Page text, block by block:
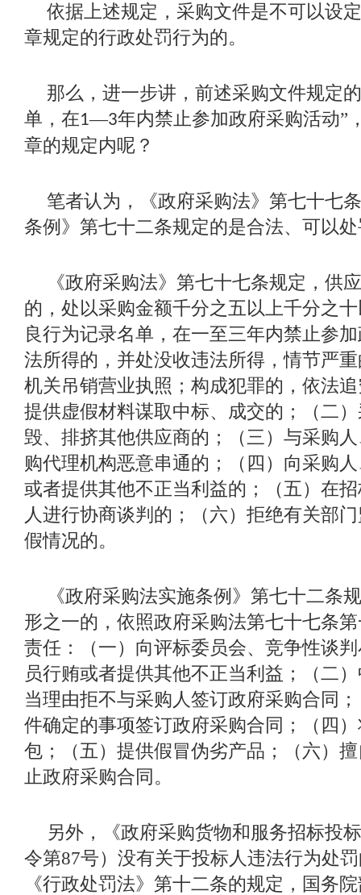
依据上述规定，采购文件是不可以设
章规定的行政处罚行为的。
那么，进一步讲，前述采购文件规定的
单，在1—3年内禁止参加政府采购活动”
章的规定内呢？
笔者认为，《政府采购法》第七十七
条例》第七十二条规定的是合法、可以
《政府采购法》第七十七条规定，供
的，处以采购金额千分之五以上千分之
良行为记录名单，在一至三年内禁止参
法所得的，并处没收违法所得，情节严
机关吊销营业执照；构成犯罪的，依法
提供虚假材料谋取中标、成交的；（二
毁、排挤其他供应商的；（三）与采购
购代理机构恶意串通的；（四）向采购
或者提供其他不正当利益的；（五）在
人进行协商谈判的；（六）拒绝有关部
假情况的。
《政府采购法实施条例》第七十二条
形之一的，依照政府采购法第七十七条
责任：（一）向评标委员会、竞争性谈
员行贿或者提供其他不正当利益；（二
当理由拒不与采购人签订政府采购合同
件确定的事项签订政府采购合同；（四
包；（五）提供假冒伪劣产品；（六）
止政府采购合同。
另外，《政府采购货物和服务招标投
令第87号）没有关于投标人违法行为处
《行政处罚法》第十二条的规定，国务